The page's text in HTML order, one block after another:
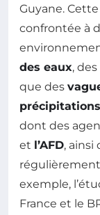
Guyane.
confrontée à
des eaux, des
que des
dont des
et l’AFD, ainsi
exemple,
France et le